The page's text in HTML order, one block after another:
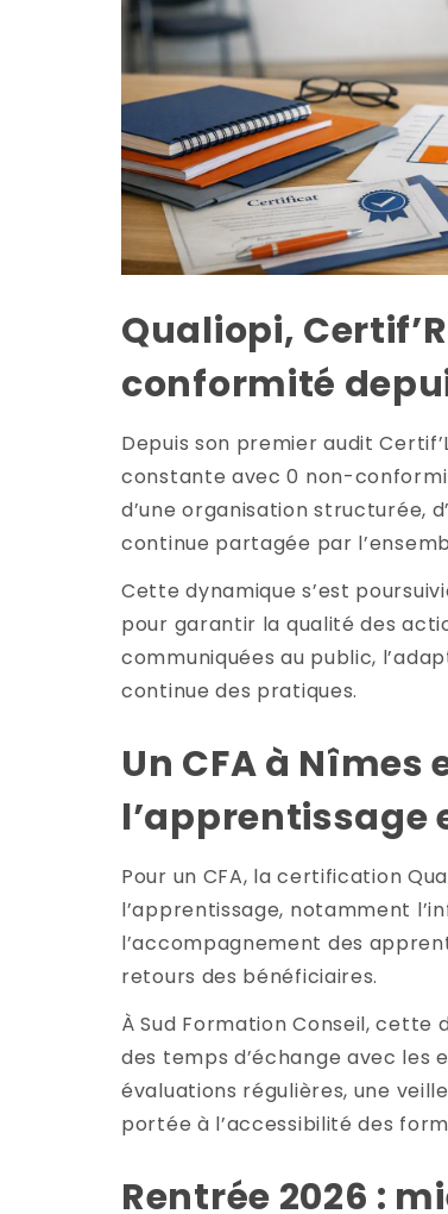
Qualiopi,
conformité
Depuis son premier audit
constante avec 0 non-
d’une organisation structurée,
continue partagée par
Cette dynamique s’est
pour garantir la qualité des
communiquées au public,
continue des pratiques.
Un CFA à
l’apprentissage
Pour un CFA, la certification
l’apprentissage, notamment
l’accompagnement des
retours des bénéficiaires.
À Sud Formation Conseil,
des temps d’échange avec les
évaluations régulières, une
portée à l’accessibilité des
Rentrée 2026 :